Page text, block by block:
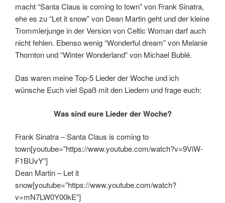
macht “Santa Claus is coming to town” von Frank Sinatra,
ehe es zu “Let it snow” von Dean Martin geht und der kleine
Trommlerjunge in der Version von Celtic Woman darf auch
nicht fehlen. Ebenso wenig “Wonderful dream” von Melanie
Thornton und “Winter Wonderland” von Michael Bublé.
Das waren meine Top-5 Lieder der Woche und ich
wünsche Euch viel Spaß mit den Liedern und frage euch:
Was sind eure Lieder der Woche?
Frank Sinatra – Santa Claus is coming to
town[youtube=”https://www.youtube.com/watch?v=9ViW-
F1BUvY”]
Dean Martin – Let it
snow[youtube=”https://www.youtube.com/watch?
v=mN7LW0Y00kE”]